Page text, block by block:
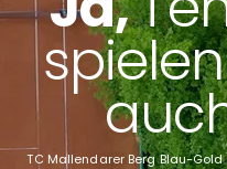
TC Mallendarer Berg Blau-Gold